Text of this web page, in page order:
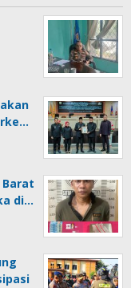
di…